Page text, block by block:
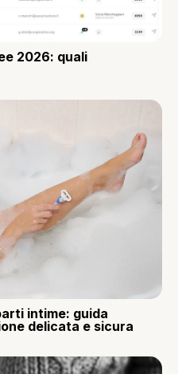
2026: quali
intime: guida
delicata e sicura